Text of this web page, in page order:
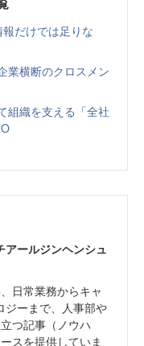
だけでは足りな
業横断のクロスメン
組織を支える「全社
ールジンヘンシュ
日常業務からキャ
ジーまで、人事部や
つ記事（ノウハ
スを提供していま